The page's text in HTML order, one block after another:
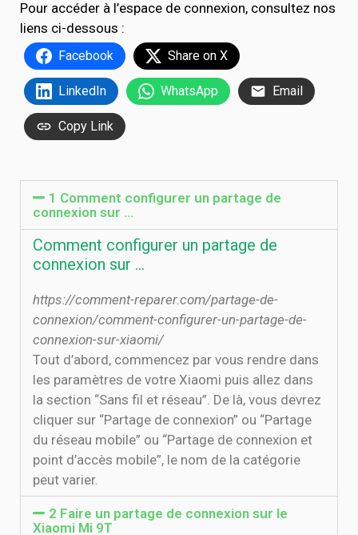
Pour accéder à l’espace de connexion, consultez nos
liens ci-dessous :
Facebook Share on X
LinkedIn WhatsApp Email
Copy Link
1 Comment configurer un partage de
connexion sur …
Comment configurer un partage de
connexion sur …
https://comment-reparer.com/partage-de-
connexion/comment-configurer-un-partage-de-
connexion-sur-xiaomi/
Tout d’abord, commencez par vous rendre dans
les paramètres de votre Xiaomi puis allez dans
la section “Sans fil et réseau”. De là, vous devrez
cliquer sur “Partage de connexion” ou “Partage
du réseau mobile” ou “Partage de connexion et
point d’accès mobile”, le nom de la catégorie
peut varier.
2 Faire un partage de connexion sur le
Xiaomi Mi 9T